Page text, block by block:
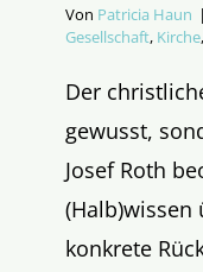
Von Patricia Haun |
Gesellschaft, Kirche,
Der
gewusst,
Josef Roth
(Halb)wissen
konkrete